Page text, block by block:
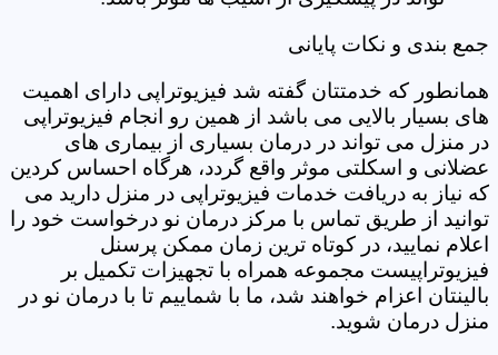
جمع بندی و نکات پایانی
همانطور که خدمتتان گفته شد فیزیوتراپی دارای اهمیت
های بسیار بالایی می باشد از همین رو انجام فیزیوتراپی
در منزل می تواند در درمان بسیاری از بیماری های
عضلانی و اسکلتی موثر واقع گردد، هرگاه احساس کردین
که نیاز به دریافت خدمات فیزیوتراپی در منزل دارید می
توانید از طریق تماس با مرکز درمان نو درخواست خود را
اعلام نمایید، در کوتاه ترین زمان ممکن پرسنل
فیزیوتراپیست مجموعه همراه با تجهیزات تکمیل بر
بالینتان اعزام خواهند شد، ما با شماییم تا با درمان نو در
منزل درمان شوید.